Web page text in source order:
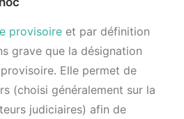
provisoire et par définition
grave que la désignation
Elle permet de
(choisi généralement sur la
judiciaires) afin de